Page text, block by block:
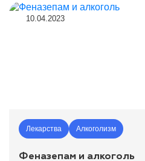
10.04.2023
Лекарства Алкоголизм
Феназепам и алкоголь